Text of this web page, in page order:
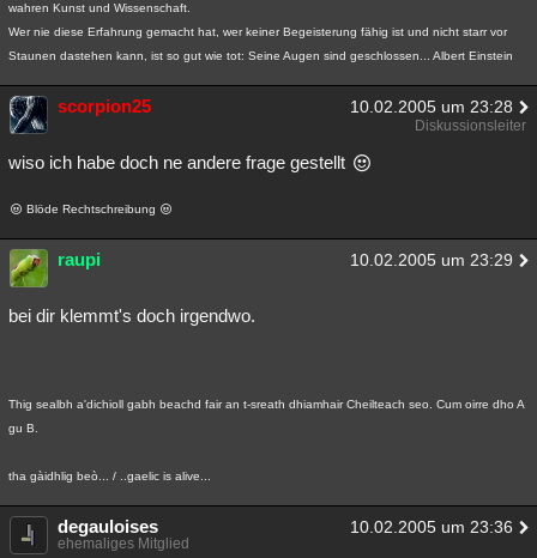
wahren Kunst und Wissenschaft.
Wer nie diese Erfahrung gemacht hat, wer keiner Begeisterung fähig ist und nicht starr vor
Staunen dastehen kann, ist so gut wie tot: Seine Augen sind geschlossen... Albert Einstein
scorpion25 10.02.2005 um 23:28
Diskussionsleiter
wiso ich habe doch ne andere frage gestellt
Blöde Rechtschreibung
raupi 10.02.2005 um 23:29
bei dir klemmt's doch irgendwo.
Thig sealbh a'dichioll gabh beachd fair an t-sreath dhiamhair Cheilteach seo. Cum oirre dho A
gu B.
tha gàidhlig beò... / ..gaelic is alive...
degauloises 10.02.2005 um 23:36
ehemaliges Mitglied